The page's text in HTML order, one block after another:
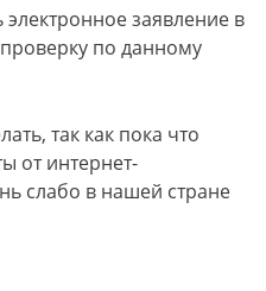
заявление в
по данному
так как пока что
от интернет-
слабо в нашей стране